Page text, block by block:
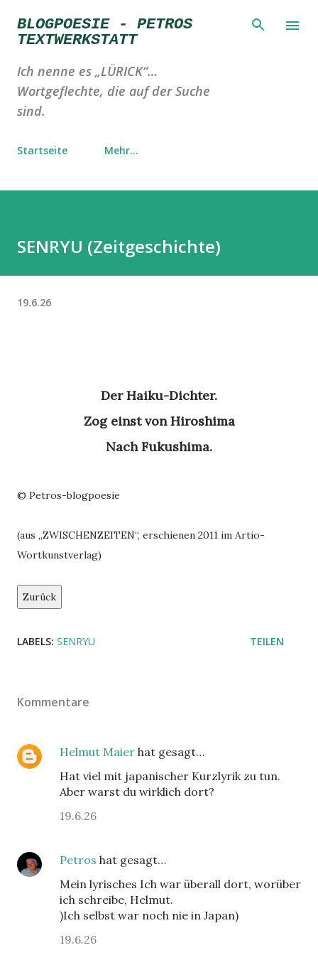
Direkt zum Hauptbereich
BLOGPOESIE - PETROS
TEXTWERKSTATT
Ich nenne es „LÜRICK“…
Wortgeflechte, die auf der Suche
sind.
Startseite Mehr…
SENRYU (Zeitgeschichte)
19.6.26
Der Haiku-Dichter.
Zog einst von Hiroshima
Nach Fukushima.
© Petros-blogpoesie
(aus „ZWISCHENZEITEN“, erschienen 2011 im Artio-
Wortkunstverlag)
Zurück
LABELS: SENRYU TEILEN
Kommentare
Helmut Maier hat gesagt…
Hat viel mit japanischer Kurzlyrik zu tun.
Aber warst du wirklich dort?
19.6.26
Petros hat gesagt…
Mein lyrisches Ich war überall dort, worüber
ich schreibe, Helmut.
)Ich selbst war noch nie in Japan)
19.6.26